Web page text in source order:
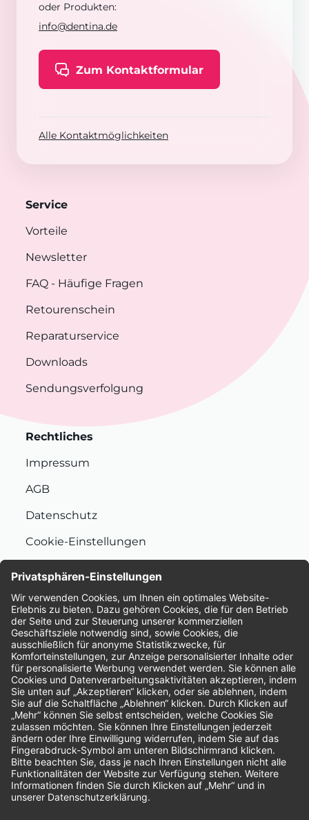
oder Produkten:
info@dentina.de
Zum Kontaktformular
Alle Kontaktmöglichkeiten
Service
Vorteile
Newsletter
FAQ - Häufige Fragen
Retourenschein
Reparaturservice
Downloads
Sendungsverfolgung
Rechtliches
Impressum
AGB
Datenschutz
Cookie-Einstellungen
Bewertungen